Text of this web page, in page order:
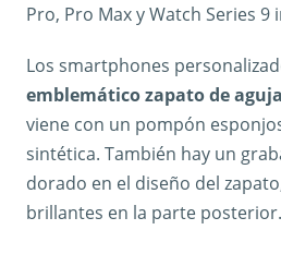
Pro, Pro Max y Watch Series 9
Los smartphones
emblemático zapato de aguja
viene con un pompón
sintética. También hay un
dorado en el diseño del
brillantes en la parte posterior.